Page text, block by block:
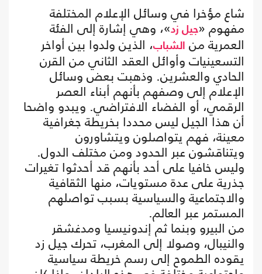
شاع مؤخرا في وسائل الإعلام المختلفة
مفهوم «جيل زد»، وهي إشارة إلى الفئة
العمرية من
الشباب، الذين ولدوا بين أواخر
التسعينيات وأوائل العقد الثاني من القرن
الحادي والعشرين. وذهبت بعض وسائل
الإعلام إلى وصفهم بأنهم أبناء العصر
الرقمي، أو الفضاء الافتراضي. ويبدو واضحا
أن هذا الجيل ليس محددا بخريطة جغرافية
معينة، فهم يتواصلون ويتشاورون
ويتناقشون عبر الحدود ومن مختلف الدول.
وليس خافيا على أحد بأنهم قد أحدثوا تغيرات
جذرية على عدة مستويات، منها الثقافية
والاجتماعية والسياسية بسبب تواصلهم
المستمر عبر العالم.
من البيرو وبنما ثم إندونيسيا ومدغشقر
والنيبال، وصولا إلى المغرب، تحرك جيل زد
يقوده الطموح إلى رسم خريطة سياسية